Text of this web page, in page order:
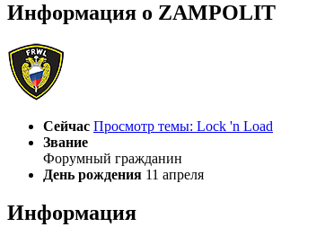
Информация о ZAMPOLIT
Сейчас Просмотр темы: Lock 'n Load
Звание
Форумный гражданин
День рождения 11 апреля
Информация